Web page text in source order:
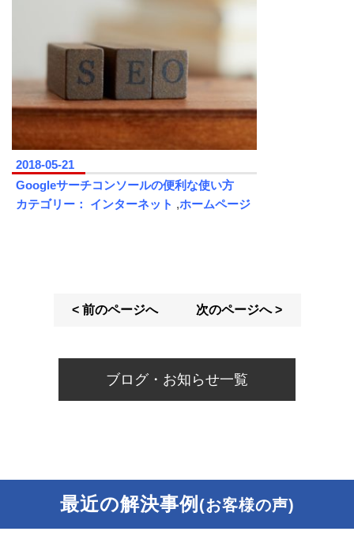
2018-05-21
Googleサーチコンソールの便利な使い方
カテゴリー： インターネット ,ホームページ
< 前のページへ 次のページへ >
ブログ・お知らせ一覧
最近の解決事例 (お客様の声)